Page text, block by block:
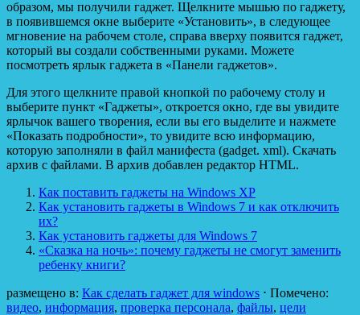
образом, мы получили гаджет. Щелкните мышью по гаджету,
в появившемся окне выберите «Установить», в следующее
мгновение на рабочем столе, справа вверху появится гаджет,
который вы создали собственными руками. Можете
посмотреть ярлык гаджета в «Панели гаджетов».
Для этого щелкните правой кнопкой по рабочему столу и
выберите пункт «Гаджеты», откроется окно, где вы увидите
ярлычок вашего творения, если вы его выделите и нажмете
«Показать подробности», то увидите всю информацию,
которую заполняли в файл манифеста (gadget. xml). Скачать
архив с файлами. В архив добавлен редактор HTML.
Как поставить гаджеты на Windows XP
Как установить гаджеты в Windows 7 и как отключить
их?
Как установить гаджеты для Windows 7
«Сказка на ночь»: почему гаджеты не смогут заменить
ребенку книги?
размещено в: Как сделать гаджет для windows ⋅ Помечено:
видео, информация, проверка персонала, файлы, цели